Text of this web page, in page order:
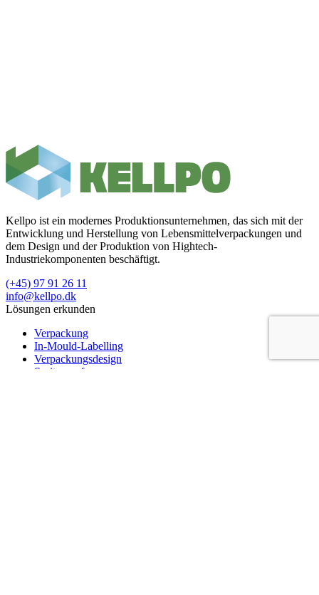
Kellpo ist ein modernes Produktionsunternehmen, das sich mit der
Entwicklung und Herstellung von Lebensmittelverpackungen und
dem Design und der Produktion von Hightech-
Industriekomponenten beschäftigt.
(+45) 97 91 26 11
info@kellpo.dk
Lösungen erkunden
Verpackung
In-Mould-Labelling
Verpackungsdesign
Spritzgussformen